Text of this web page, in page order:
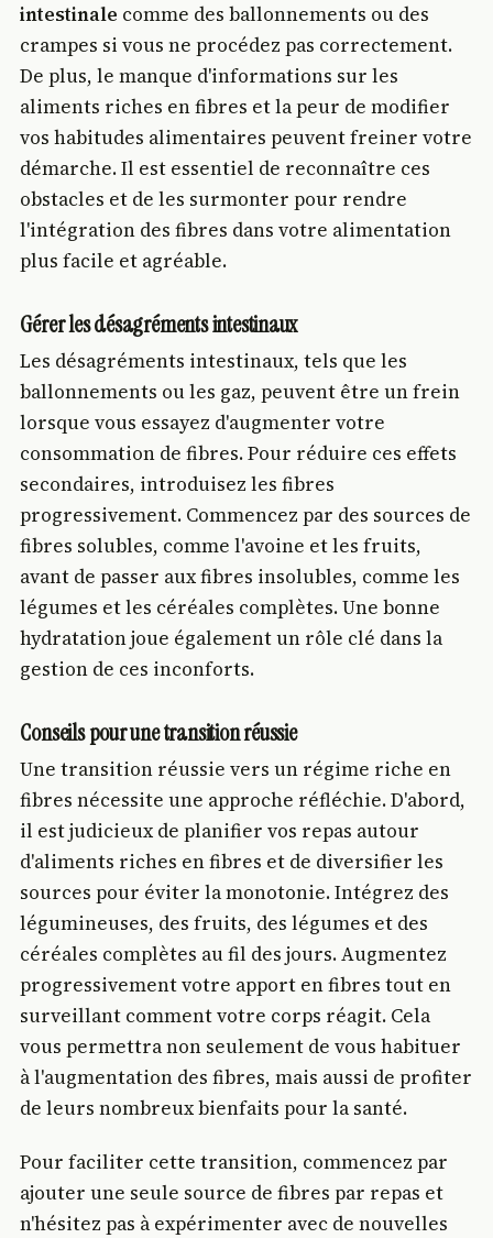
intestinale comme des ballonnements ou des
crampes si vous ne procédez pas correctement.
De plus, le manque d'informations sur les
aliments riches en fibres et la peur de modifier
vos habitudes alimentaires peuvent freiner votre
démarche. Il est essentiel de reconnaître ces
obstacles et de les surmonter pour rendre
l'intégration des fibres dans votre alimentation
plus facile et agréable.
Gérer les désagréments intestinaux
Les désagréments intestinaux, tels que les
ballonnements ou les gaz, peuvent être un frein
lorsque vous essayez d'augmenter votre
consommation de fibres. Pour réduire ces effets
secondaires, introduisez les fibres
progressivement. Commencez par des sources de
fibres solubles, comme l'avoine et les fruits,
avant de passer aux fibres insolubles, comme les
légumes et les céréales complètes. Une bonne
hydratation joue également un rôle clé dans la
gestion de ces inconforts.
Conseils pour une transition réussie
Une transition réussie vers un régime riche en
fibres nécessite une approche réfléchie. D'abord,
il est judicieux de planifier vos repas autour
d'aliments riches en fibres et de diversifier les
sources pour éviter la monotonie. Intégrez des
légumineuses, des fruits, des légumes et des
céréales complètes au fil des jours. Augmentez
progressivement votre apport en fibres tout en
surveillant comment votre corps réagit. Cela
vous permettra non seulement de vous habituer
à l'augmentation des fibres, mais aussi de profiter
de leurs nombreux bienfaits pour la santé.
Pour faciliter cette transition, commencez par
ajouter une seule source de fibres par repas et
n'hésitez pas à expérimenter avec de nouvelles